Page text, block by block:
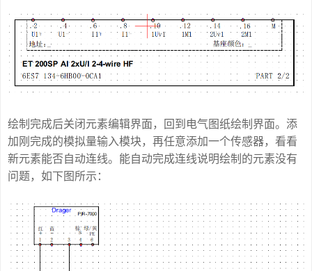
绘制完成后关闭元素编辑界面，回到电气图纸绘制界面。添
加刚完成的模拟量输入模块，再任意添加一个传感器，看看
新元素能否自动连线。能自动完成连线说明绘制的元素没有
问题，如下图所示：